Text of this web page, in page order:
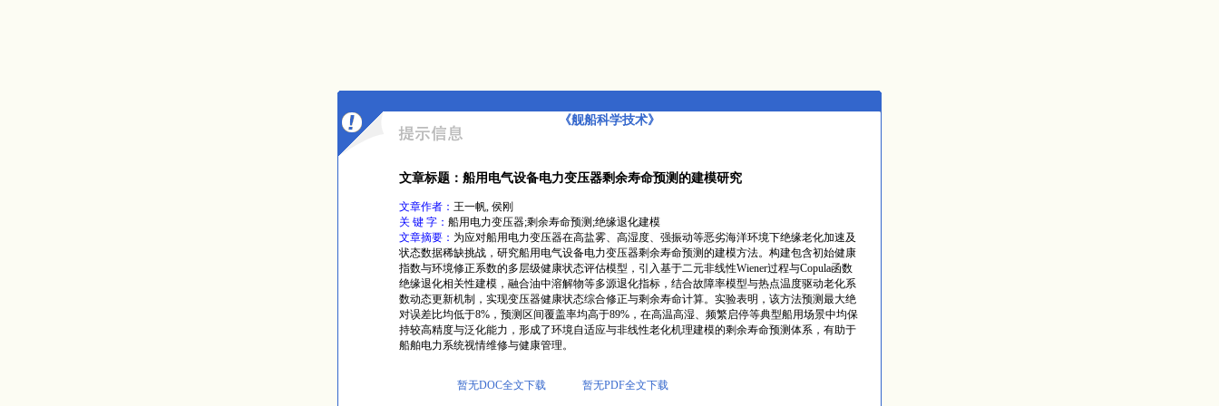
《舰船科学技术》
文章标题：船用电气设备电力变压器剩余寿命预测的建模研究
文章作者： 王一帆, 侯刚
关 键 字： 船用电力变压器;剩余寿命预测;绝缘退化建模
文章摘要： 为应对船用电力变压器在高盐雾、高湿度、强振动等恶劣海洋环境下绝缘老化加速及
状态数据稀缺挑战，研究船用电气设备电力变压器剩余寿命预测的建模方法。构建包含初始健康
指数与环境修正系数的多层级健康状态评估模型，引入基于二元非线性Wiener过程与Copula函数
绝缘退化相关性建模，融合油中溶解物等多源退化指标，结合故障率模型与热点温度驱动老化系
数动态更新机制，实现变压器健康状态综合修正与剩余寿命计算。实验表明，该方法预测最大绝
对误差比均低于8%，预测区间覆盖率均高于89%，在高温高湿、频繁启停等典型船用场景中均保
持较高精度与泛化能力，形成了环境自适应与非线性老化机理建模的剩余寿命预测体系，有助于
船舶电力系统视情维修与健康管理。
暂无DOC全文下载 暂无PDF全文下载